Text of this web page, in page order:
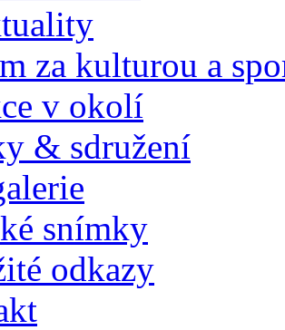
za kulturou a
v okolí
& sdružení
snímky
odkazy